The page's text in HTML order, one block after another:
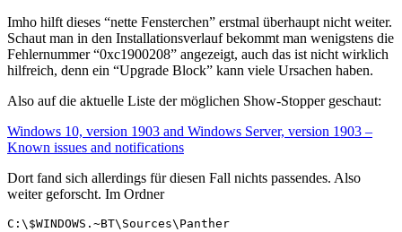
Imho hilft dieses “nette Fensterchen” erstmal überhaupt nicht weiter.
Schaut man in den Installationsverlauf bekommt man wenigstens die
Fehlernummer “0xc1900208” angezeigt, auch das ist nicht wirklich
hilfreich, denn ein “Upgrade Block” kann viele Ursachen haben.
Also auf die aktuelle Liste der möglichen Show-Stopper geschaut:
Windows 10, version 1903 and Windows Server, version 1903 –
Known issues and notifications
Dort fand sich allerdings für diesen Fall nichts passendes. Also
weiter geforscht. Im Ordner
C:\$WINDOWS.~BT\Sources\Panther